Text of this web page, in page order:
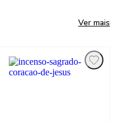
Ver mais